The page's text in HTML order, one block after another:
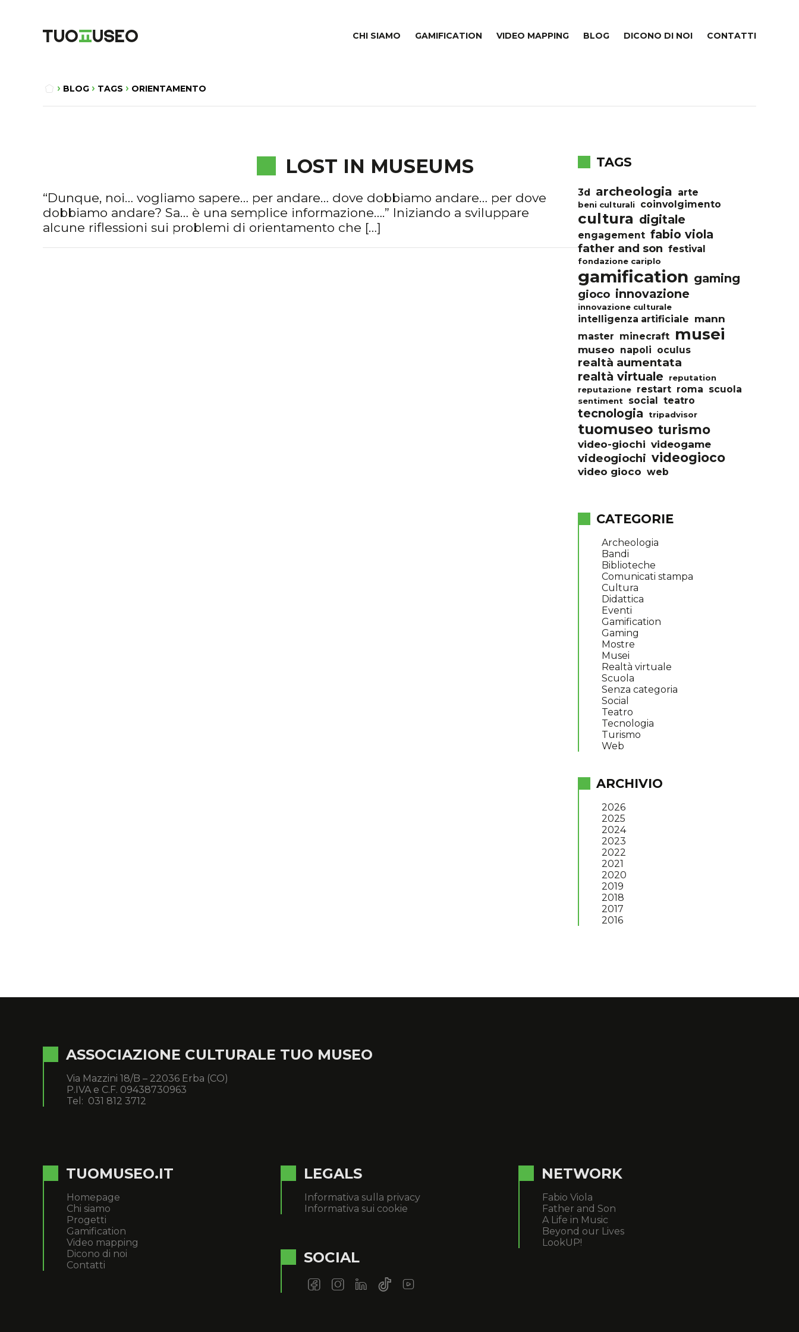
CHI SIAMO GAMIFICATION VIDEO MAPPING BLOG DICONO DI NOI CONTATTI
BLOG TAGS ORIENTAMENTO
LOST IN MUSEUMS
“Dunque, noi… vogliamo sapere… per andare… dove dobbiamo andare… per dove
dobbiamo andare? Sa… è una semplice informazione….” Iniziando a sviluppare
alcune riflessioni sui problemi di orientamento che […]
TAGS
3d archeologia arte
beni culturali coinvolgimento
cultura digitale
engagement fabio viola
father and son festival
fondazione cariplo
gamification gaming
gioco innovazione
innovazione culturale
intelligenza artificiale mann
master minecraft musei
museo napoli oculus
realtà aumentata
realtà virtuale
reputation
reputazione
restart roma scuola
sentiment social teatro
tecnologia tripadvisor
tuomuseo turismo
video-giochi videogame
videogiochi videogioco
video gioco web
CATEGORIE
Archeologia
Bandi
Biblioteche
Comunicati stampa
Cultura
Didattica
Eventi
Gamification
Gaming
Mostre
Musei
Realtà virtuale
Scuola
Senza categoria
Social
Teatro
Tecnologia
Turismo
Web
ARCHIVIO
2026
2025
2024
2023
2022
2021
2020
2019
2018
2017
2016
ASSOCIAZIONE CULTURALE TUO MUSEO
Via Mazzini 18/B – 22036 Erba (CO)
P.IVA e C.F. 09438730963
Tel: 031 812 3712
TUOMUSEO.IT
Homepage
Chi siamo
Progetti
Gamification
Video mapping
Dicono di noi
Contatti
LEGALS
Informativa sulla privacy
Informativa sui cookie
SOCIAL
NETWORK
Fabio Viola
Father and Son
A Life in Music
Beyond our Lives
LookUP!